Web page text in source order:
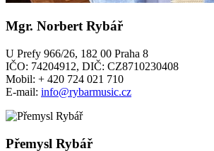
Mgr. Norbert Rybář
U Prefy 966/26, 182 00 Praha 8
IČO: 74204912, DIČ: CZ8710230408
Mobil: + 420 724 021 710
E-mail: info@rybarmusic.cz
Přemysl Rybář